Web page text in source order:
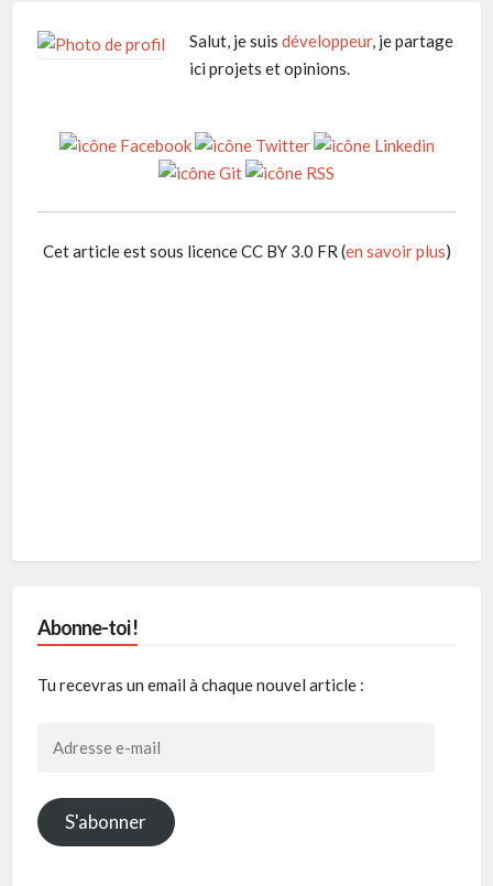
Salut, je suisdéveloppeur, je partage
ici projets et opinions.
Cet article est sous licence CC BY 3.0 FR (en savoir plus)
Abonne-toi !
Tu recevras un email à chaque nouvel article :
S'abonner